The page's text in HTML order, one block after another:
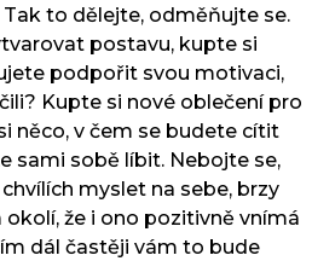
to dělejte, odměňujte se.
postavu, kupte si
podpořit svou motivaci,
Kupte si nové oblečení pro
něco, v čem se budete cítit
sami sobě líbit. Nebojte se,
myslet na sebe, brzy
že i ono pozitivně vnímá
dál častěji vám to bude